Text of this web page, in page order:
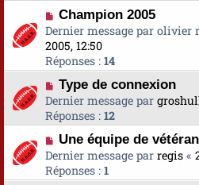
Champion 2005
Dernier message par olivier
2005, 12:50
Réponses : 14
Type de connexion
Dernier message par
Réponses : 12
Une équipe de
Dernier message par regis «
Réponses : 1